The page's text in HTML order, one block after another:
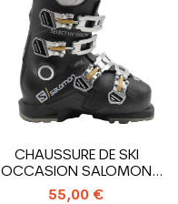
CHAUSSURE DE SKI
OCCASION SALOMON
SELECT HV R80 W
55,00 €